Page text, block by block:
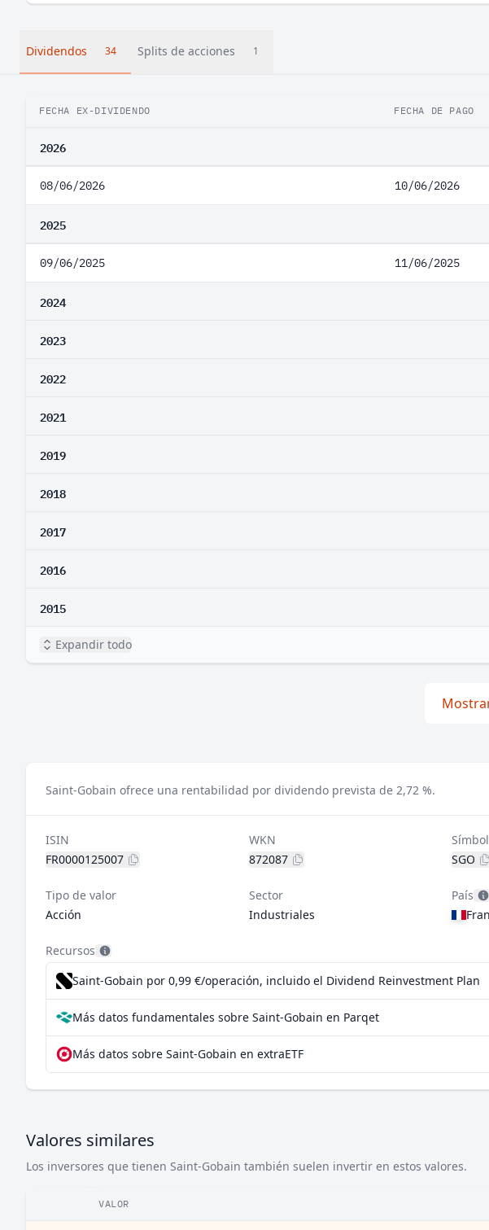
Dividendos 34 Splits de acciones 1
FECHA EX-DIVIDENDO FECHA DE PAGO
2026
08/06/2026 10/06/2026
2025
09/06/2025 11/06/2025
2024
2023
2022
2021
2019
2018
2017
2016
2015
Expandir todo
Saint-Gobain ofrece una rentabilidad por dividendo prevista de 2,72 %.
ISIN
FR0000125007
WKN
872087
SGO
Tipo de valor
Acción
Sector
Industriales
País
Recursos
Saint-Gobain por 0,99 €/operación, incluido el Dividend Reinvestment Plan
Más datos fundamentales sobre Saint-Gobain en Parqet
Más datos sobre Saint-Gobain en extraETF
Valores similares
Los inversores que tienen Saint-Gobain también suelen invertir en estos valores.
VALOR